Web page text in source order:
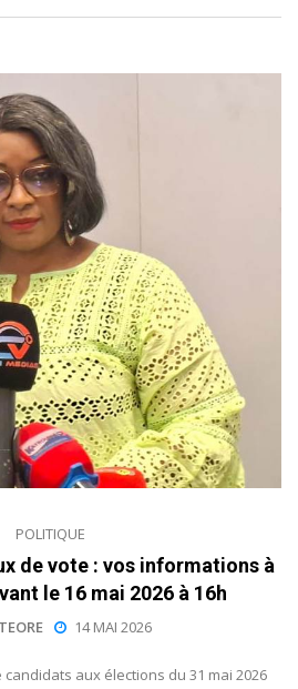
POLITIQUE
de vote : vos informations à
le 16 mai 2026 à 16h
14 MAI 2026
aux élections du 31 mai 2026